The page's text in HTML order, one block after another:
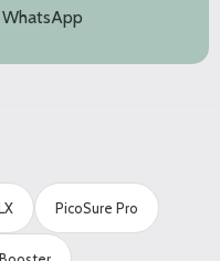
PicoSure Pro